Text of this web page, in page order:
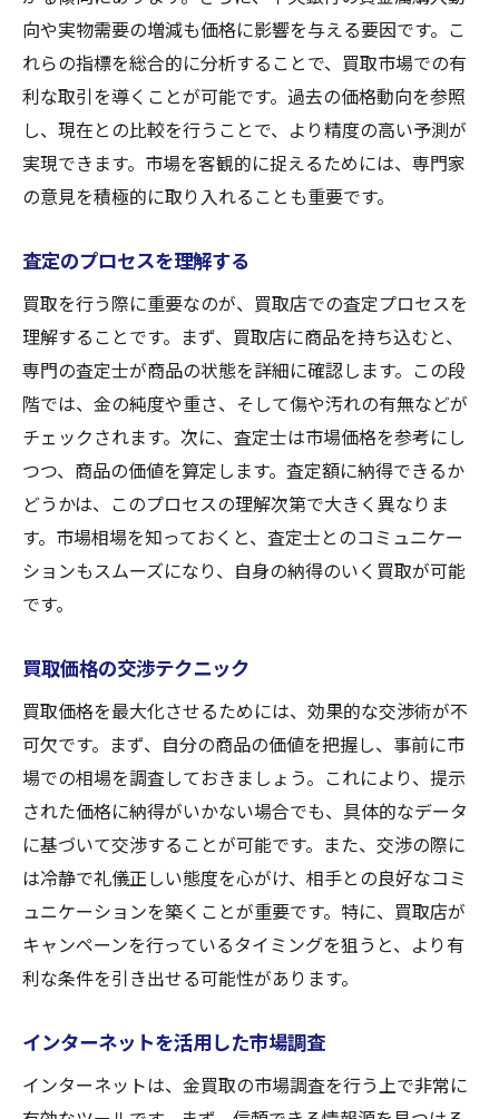
向や実物需要の増減も価格に影響を与える要因です。こ
れらの指標を総合的に分析することで、買取市場での有
利な取引を導くことが可能です。過去の価格動向を参照
し、現在との比較を行うことで、より精度の高い予測が
実現できます。市場を客観的に捉えるためには、専門家
の意見を積極的に取り入れることも重要です。
査定のプロセスを理解する
買取を行う際に重要なのが、買取店での査定プロセスを
理解することです。まず、買取店に商品を持ち込むと、
専門の査定士が商品の状態を詳細に確認します。この段
階では、金の純度や重さ、そして傷や汚れの有無などが
チェックされます。次に、査定士は市場価格を参考にし
つつ、商品の価値を算定します。査定額に納得できるか
どうかは、このプロセスの理解次第で大きく異なりま
す。市場相場を知っておくと、査定士とのコミュニケー
ションもスムーズになり、自身の納得のいく買取が可能
です。
買取価格の交渉テクニック
買取価格を最大化させるためには、効果的な交渉術が不
可欠です。まず、自分の商品の価値を把握し、事前に市
場での相場を調査しておきましょう。これにより、提示
された価格に納得がいかない場合でも、具体的なデータ
に基づいて交渉することが可能です。また、交渉の際に
は冷静で礼儀正しい態度を心がけ、相手との良好なコミ
ュニケーションを築くことが重要です。特に、買取店が
キャンペーンを行っているタイミングを狙うと、より有
利な条件を引き出せる可能性があります。
インターネットを活用した市場調査
インターネットは、金買取の市場調査を行う上で非常に